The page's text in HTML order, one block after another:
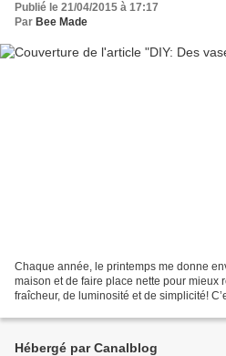
Publié le 21/04/2015 à 17:17
Par Bee Made
Chaque année, le printemps me donne
maison et de faire place nette pour mieux
fraîcheur, de luminosité et de simplicité!
Hébergé par Canalblog